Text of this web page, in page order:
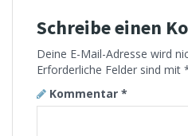
Schreibe einen
Deine E-Mail-Adresse wird
Erforderliche Felder sind mit
Kommentar *